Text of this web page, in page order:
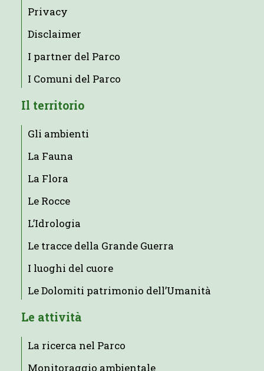
Privacy
Disclaimer
I partner del Parco
I Comuni del Parco
Il territorio
Gli ambienti
La Fauna
La Flora
Le Rocce
L’Idrologia
Le tracce della Grande Guerra
I luoghi del cuore
Le Dolomiti patrimonio dell’Umanità
Le attività
La ricerca nel Parco
Monitoraggio ambientale